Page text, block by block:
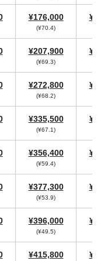
¥176,000
(¥70.4)
¥207,900
(¥69.3)
¥272,800
(¥68.2)
¥335,500
(¥67.1)
¥356,400
(¥59.4)
¥377,300
(¥53.9)
¥396,000
(¥49.5)
¥415,800